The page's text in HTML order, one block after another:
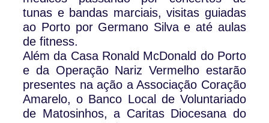
tunas e bandas marciais, visitas guiadas
ao Porto por Germano Silva e até aulas
de fitness.
Além da Casa Ronald McDonald do Porto
e da Operação Nariz Vermelho estarão
presentes na ação a Associação Coração
Amarelo, o Banco Local de Voluntariado
de Matosinhos, a Caritas Diocesana do